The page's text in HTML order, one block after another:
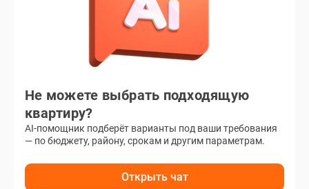
Не можете выбрать подходящую
квартиру?
AI-помощник подберёт варианты под ваши требования
— по бюджету, району, срокам и другим параметрам.
Открыть чат